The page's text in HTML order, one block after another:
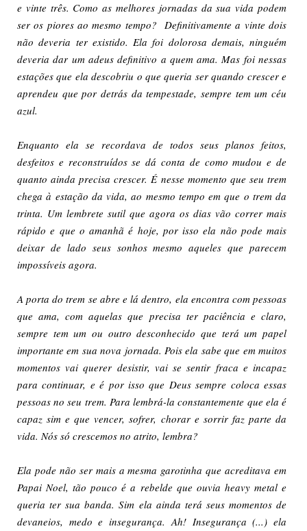
e vinte três. Como as melhores jornadas da sua vida podem
ser os piores ao mesmo tempo? Definitivamente a vinte dois
não deveria ter existido. Ela foi dolorosa demais, ninguém
deveria dar um adeus definitivo a quem ama. Mas foi nessas
estações que ela descobriu o que queria ser quando crescer e
aprendeu que por detrás da tempestade, sempre tem um céu
azul.
Enquanto ela se recordava de todos seus planos feitos,
desfeitos e reconstruídos se dá conta de como mudou e de
quanto ainda precisa crescer. É nesse momento que seu trem
chega à estação da vida, ao mesmo tempo em que o trem da
trinta. Um lembrete sutil que agora os dias vão correr mais
rápido e que o amanhã é hoje, por isso ela não pode mais
deixar de lado seus sonhos mesmo aqueles que parecem
impossíveis agora.
A porta do trem se abre e lá dentro, ela encontra com pessoas
que ama, com aquelas que precisa ter paciência e claro,
sempre tem um ou outro desconhecido que terá um papel
importante em sua nova jornada. Pois ela sabe que em muitos
momentos vai querer desistir, vai se sentir fraca e incapaz
para continuar, e é por isso que Deus sempre coloca essas
pessoas no seu trem. Para lembrá-la constantemente que ela é
capaz sim e que vencer, sofrer, chorar e sorrir faz parte da
vida. Nós só crescemos no atrito, lembra?
Ela pode não ser mais a mesma garotinha que acreditava em
Papai Noel, tão pouco é a rebelde que ouvia heavy metal e
queria ter sua banda. Sim ela ainda terá seus momentos de
devaneios, medo e insegurança. Ah! Insegurança (...) ela